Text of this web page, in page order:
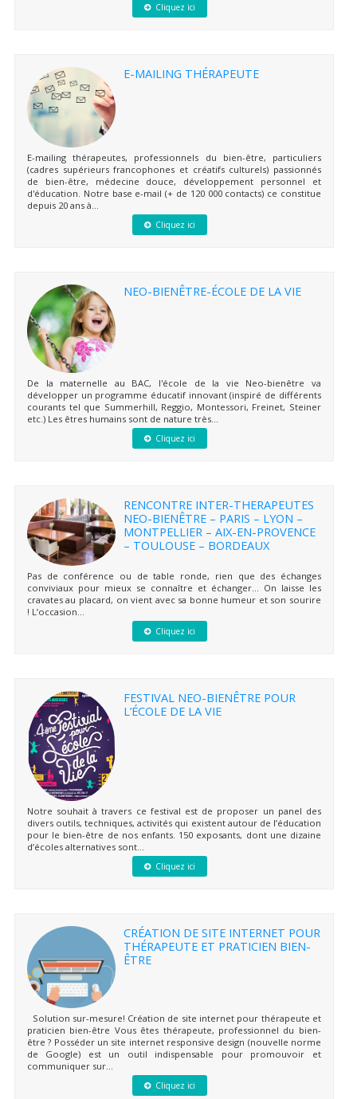
Cliquez ici
E-MAILING THÉRAPEUTE
E-mailing thérapeutes, professionnels du bien-être, particuliers
(cadres supérieurs francophones et créatifs culturels) passionnés
de bien-être, médecine douce, développement personnel et
d'éducation. Notre base e-mail (+ de 120 000 contacts) ce constitue
depuis 20 ans à...
Cliquez ici
NEO-BIENÊTRE-ÉCOLE DE LA VIE
De la maternelle au BAC, l'école de la vie Neo-bienêtre va
développer un programme éducatif innovant (inspiré de différents
courants tel que Summerhill, Reggio, Montessori, Freinet, Steiner
etc.) Les êtres humains sont de nature très...
Cliquez ici
RENCONTRE INTER-THERAPEUTES
NEO-BIENÊTRE – PARIS – LYON –
MONTPELLIER – AIX-EN-PROVENCE
– TOULOUSE – BORDEAUX
Pas de conférence ou de table ronde, rien que des échanges
conviviaux pour mieux se connaître et échanger… On laisse les
cravates au placard, on vient avec sa bonne humeur et son sourire
! L’occasion...
Cliquez ici
FESTIVAL NEO-BIENÊTRE POUR
L’ÉCOLE DE LA VIE
Notre souhait à travers ce festival est de proposer un panel des
divers outils, techniques, activités qui existent autour de l’éducation
pour le bien-être de nos enfants. 150 exposants, dont une dizaine
d’écoles alternatives sont...
Cliquez ici
CRÉATION DE SITE INTERNET POUR
THÉRAPEUTE ET PRATICIEN BIEN-
ÊTRE
Solution sur-mesure! Création de site internet pour thérapeute et
praticien bien-être Vous êtes thérapeute, professionnel du bien-
être ? Posséder un site internet responsive design (nouvelle norme
de Google) est un outil indispensable pour promouvoir et
communiquer sur...
Cliquez ici